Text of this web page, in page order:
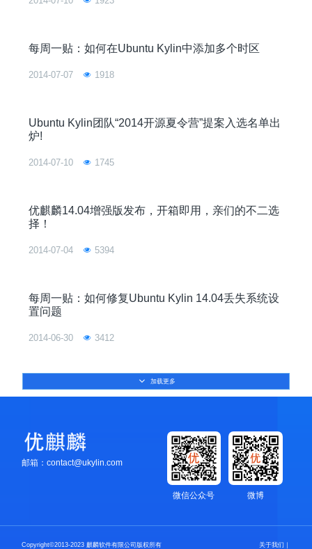
每周一贴：如何在Ubuntu Kylin中添加多个时区
2014-07-07 1918
Ubuntu Kylin团队“2014开源夏令营”提案入选名单出
炉!
2014-07-10 1745
优麒麟14.04增强版发布，开箱即用，亲们的不二选
择！
2014-07-04 5394
每周一贴：如何修复Ubuntu Kylin 14.04丢失系统设
置问题
2014-06-30 3412
加载更多
邮箱：contact@ukylin.com
微博
微信公众号
Copyright©2013-2023 麒麟软件有限公司版权所有 关于我们 ｜